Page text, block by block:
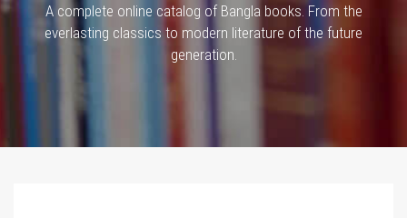
A complete online catalog of Bangla books. From the
everlasting classics to modern literature of the future
generation.